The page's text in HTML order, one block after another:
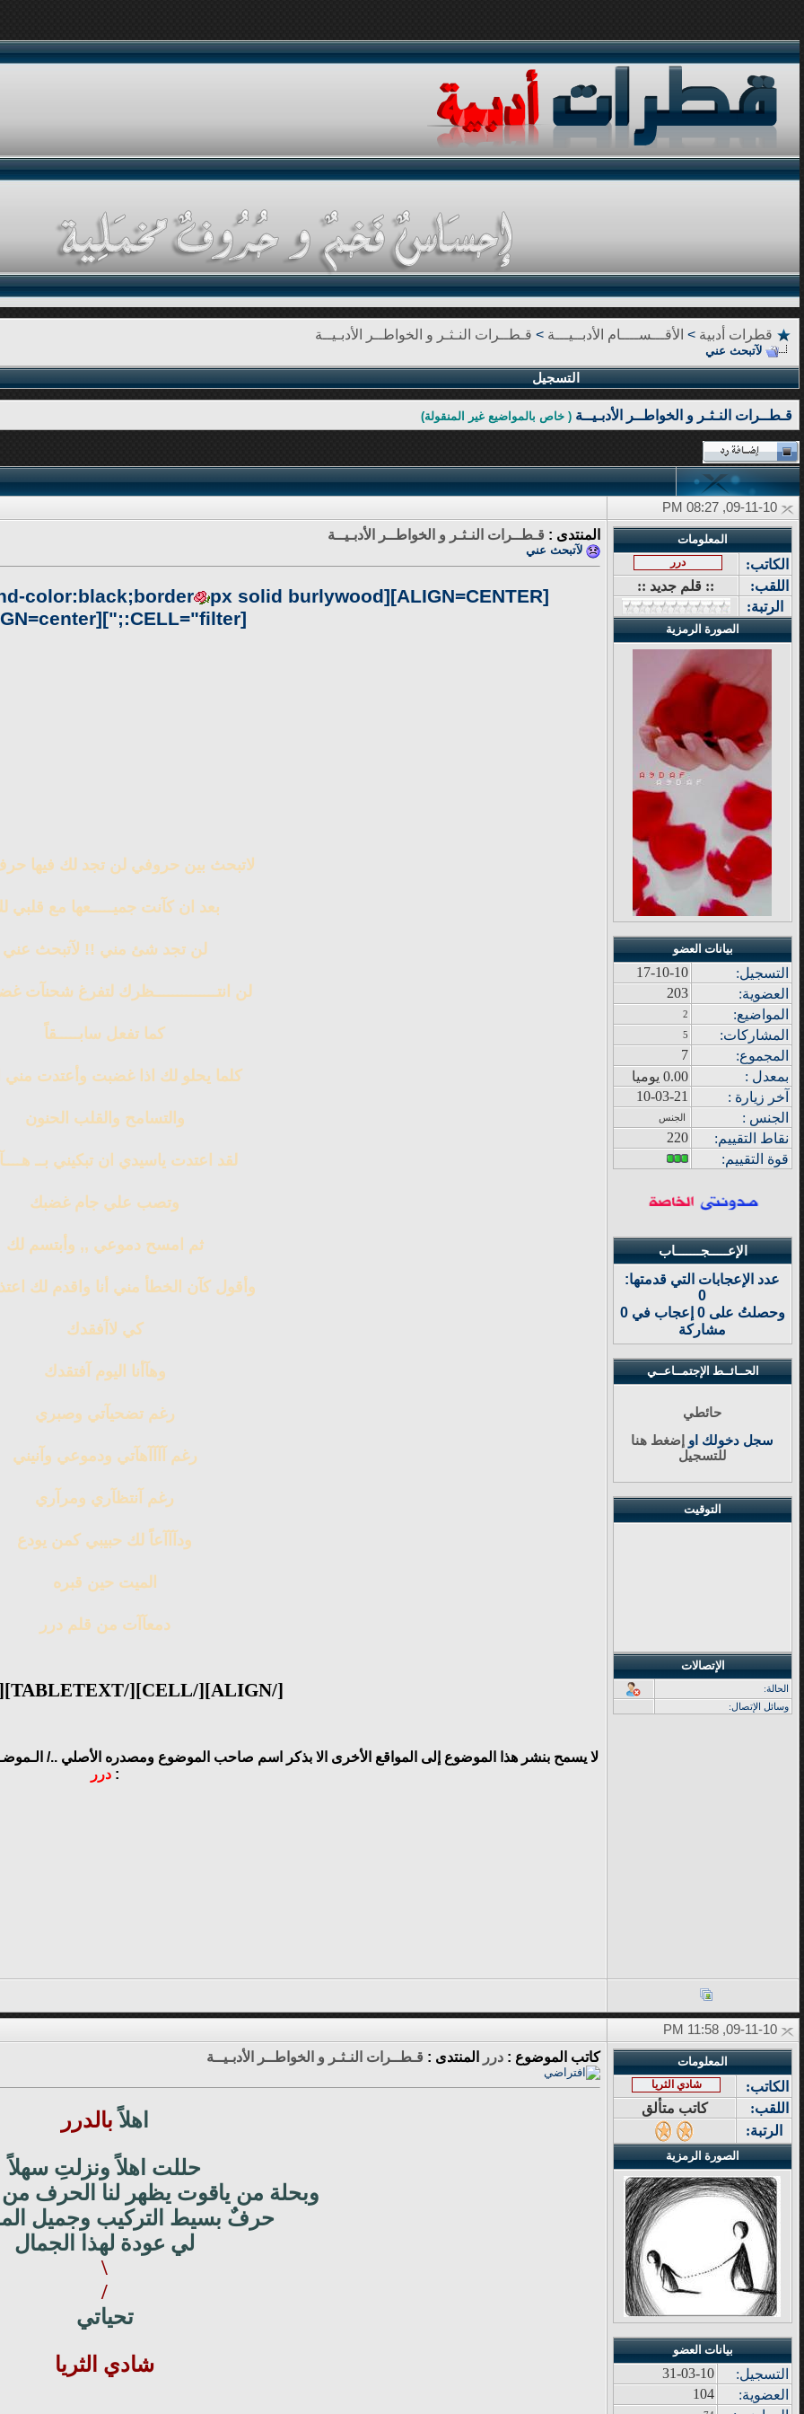
قطرات أدبية > الأقـــســــام الأدبــيـــة > قـطــرات النـثـر و الخواطــر الأدبـيــة
لآتبحث عني
التسجيل
قـطــرات النـثـر و الخواطــر الأدبـيــة ( خاص بالمواضيع غير المنقولة)
المعلومات
الكاتب: درر
اللقب:
:: قلم جديد ::
الرتبة:
الصورة الرمزية
بيانات العضو
التسجيل:
17-10-10
العضوية:
203
المواضيع:
2
المشاركات:
5
المجموع:
7
بمعدل :
0.00 يوميا
خر زيار ة :
10-03-21
الجنس :
الجنس
نقاط التقييم:
220
قوة التقييم:
الإعـــــجـــــــاب
عدد الإعجابات التي قدمتها:
0
وحصلتُ على 0 إعجاب في 0
مشاركة
الحــائــط الإجتمــاعــي
حائطي
سجل دخولك او إضغط هنا
للتسجيل
التوقيت
الإتصالات
الحالة:
وسائل الإتصال:
المنتدى : قـطــرات النـثـر و الخواطــر الأدبـيــة
لآتبحث عني
[ALIGN=CENTER][TABLETEXT="width
color:black;border
[CELL="filter:;"][ALIGN=center]
لاتبحث بين حروفي لن تجد لك فيها
بعد ان كآنت جميـــــعها مع قلبي
لن تجد شئ مني !! لآتبحث عني
لن انتــــــــــــــظرك لتفرغ شحنآت
كما تفعل سابـــــقاً
كلما يحلو لك اذا غضبت وأعتدت مني
والتسامح والقلب الحنون
لقد اعتدت ياسيدي ان تبكيني بــ
وتصب علي جام غضبك
ثم امسح دموعي ,, وأبتسم لك
وأقول كآن الخطأ مني أنا واقدم لك
كي لاآفقدك
وهآأنا اليوم آفتقدك
رغم تضحيآتي وصبري
رغم آآآآهآتي ودموعي وآنيني
رغم آنتظآري ومرآري
ودآآآعاً لك حبيبي كمن يودع
الميت حين قبره
دمعآآت من قلم درر
[/ALIGN][/CELL][/TABLETEXT][/ALIGN]
لا يسمح بنشر هذا الموضوع إلى المواقع الأخرى الا بذكر اسم صاحب الموضوع ومصدره الأصلي ../
:درر
المعلومات
الكاتب: شادي الثريا
اللقب:
كاتب متألق
الرتبة:
الصورة الرمزية
بيانات العضو
التسجيل:
31-03-10
العضوية:
104
كاتب الموضوع : درر المنتدى : قـطــرات النـثـر و الخواطــر الأدبـيــة
اهلاً بالدرر
حللت اهلاً ونزلتِ سهلاً
وبحلة من ياقوت يظهر لنا الحرف
حرفٌ بسيط التركيب وجميل
لي عودة لهذا الجمال
\
/
تحياتي
شادي الثريا